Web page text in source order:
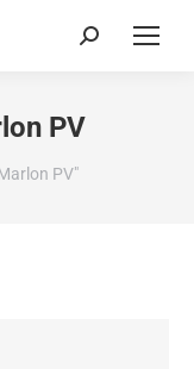
PV
PV"